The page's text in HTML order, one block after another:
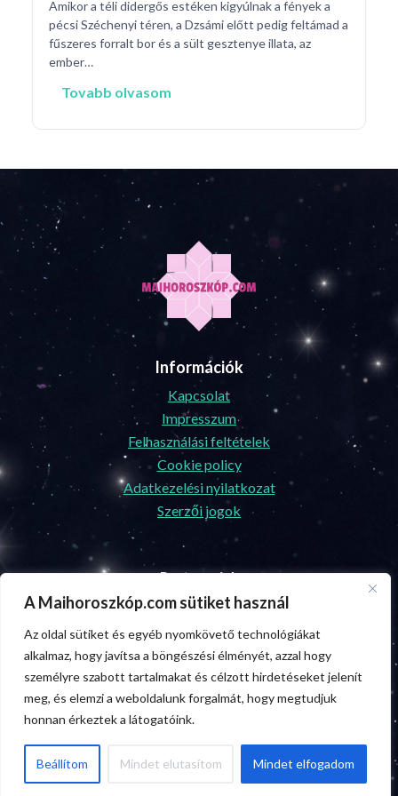
A Maihoroszkóp.com sütiket használ
Az oldal sütiket és egyéb nyomkövető technológiákat
alkalmaz, hogy javítsa a böngészési élményét, azzal hogy
személyre szabott tartalmakat és célzott hirdetéseket jelenít
meg, és elemzi a weboldalunk forgalmát, hogy megtudjuk
honnan érkeztek a látogatóink.
Beállítom Mindet elutasítom Mindet elfogadom
Amikor a téli didergős estéken kigyúlnak a fények a
pécsi Széchenyi téren, a Dzsámi előtt pedig feltámad a
fűszeres forralt bor és a sült gesztenye illata, az
ember…
Tovabb olvasom
Információk
Kapcsolat
Impresszum
Felhasználási feltételek
Cookie policy
Adatkezelési nyilatkozat
Szerzői jogok
Partnereink
Ünnepek.center
Biztosításszakértő.com
Egészségmagazin.com
Hitelszakértő.com
FacebookMessenger
X GmailSkype
Ossza